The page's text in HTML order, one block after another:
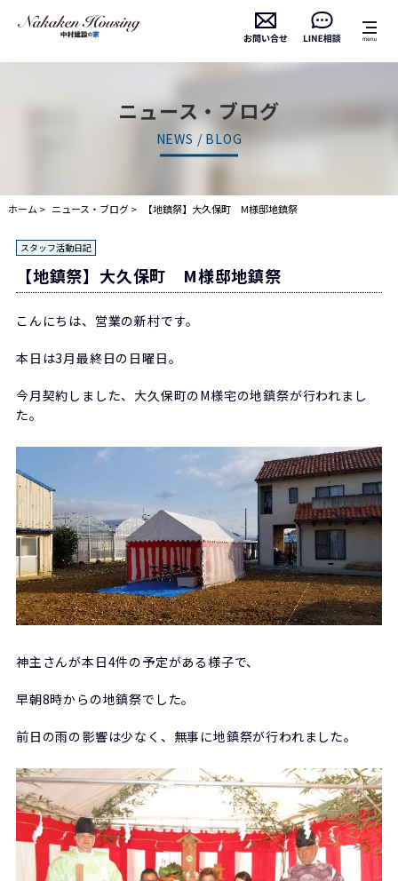
ニュース・ブログ
NEWS / BLOG
ホーム ニュース・ブログ 【地鎮祭】大久保町 M様邸地鎮祭
スタッフ活動日記
【地鎮祭】大久保町 M様邸地鎮祭
こんにちは、営業の新村です。
本日は3月最終日の日曜日。
今月契約しました、大久保町のM様宅の地鎮祭が行われまし
た。
神主さんが本日4件の予定がある様子で、
早朝8時からの地鎮祭でした。
前日の雨の影響は少なく、無事に地鎮祭が行われました。